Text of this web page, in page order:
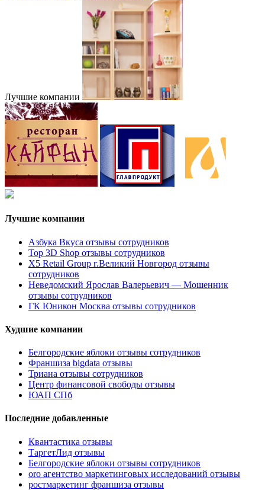
Лучшие компании
Лучшие компании
Азбука Вкуса отзывы сотрудников
Top 3D Shop отзывы сотрудников
X5 Retail Group г.Великий Новгород отзывы
сотрудников
Неведомский Ярослав Валерьевич — Мошенник
отзывы сотрудников
ГК Юникон Москва отзывы сотрудников
Худшие компании
Белгородские яблоки отзывы сотрудников
Франшиза bigdata отзывы
Триана отзывы сотрудников
Центр финансовой свободы отзывы
ЮАП СПб
Последние добавленные
Квантастика отзывы
ТаргетЛид отзывы
Белгородские яблоки отзывы сотрудников
oro агентство маркетинговых исследований отзывы
ростмаркетинг франшиза отзывы